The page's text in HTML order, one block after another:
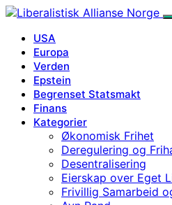
USA
Europa
Verden
Epstein
Begrenset Statsmakt
Finans
Kategorier
Økonomisk Frihet
Deregulering og
Desentralisering
Eierskap over Eget
Frivillig Samarbeid